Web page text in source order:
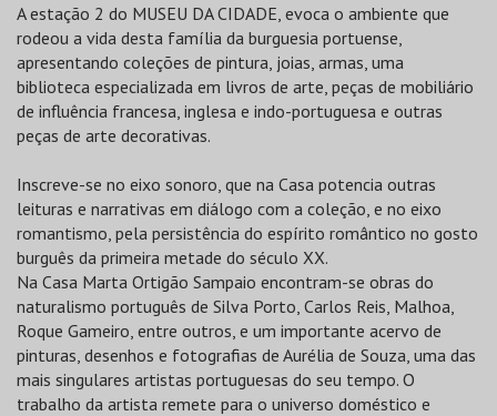
A estação 2 do MUSEU DA CIDADE, evoca o ambiente que
rodeou a vida desta família da burguesia portuense,
apresentando coleções de pintura, joias, armas, uma
biblioteca especializada em livros de arte, peças de mobiliário
de influência francesa, inglesa e indo-portuguesa e outras
peças de arte decorativas.
Inscreve-se no eixo sonoro, que na Casa potencia outras
leituras e narrativas em diálogo com a coleção, e no eixo
romantismo, pela persistência do espírito romântico no gosto
burguês da primeira metade do século XX.
Na Casa Marta Ortigão Sampaio encontram-se obras do
naturalismo português de Silva Porto, Carlos Reis, Malhoa,
Roque Gameiro, entre outros, e um importante acervo de
pinturas, desenhos e fotografias de Aurélia de Souza, uma das
mais singulares artistas portuguesas do seu tempo. O
trabalho da artista remete para o universo doméstico e